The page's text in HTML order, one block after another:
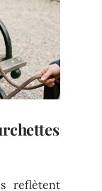
reflètent